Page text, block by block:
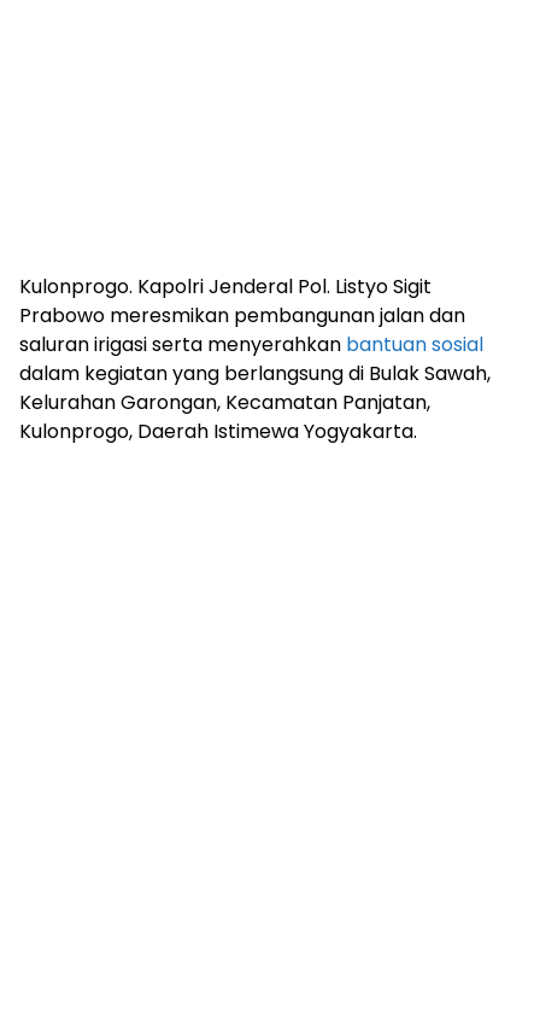
Kulonprogo. Kapolri Jenderal Pol. Listyo Sigit
Prabowo meresmikan pembangunan jalan dan
saluran irigasi serta menyerahkan bantuan sosial
dalam kegiatan yang berlangsung di Bulak Sawah,
Kelurahan Garongan, Kecamatan Panjatan,
Kulonprogo, Daerah Istimewa Yogyakarta.